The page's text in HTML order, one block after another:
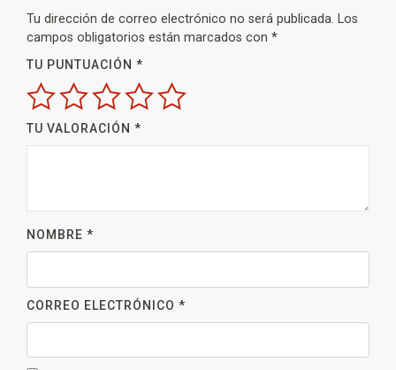
Tu dirección de correo electrónico no será publicada. Los
campos obligatorios están marcados con *
TU PUNTUACIÓN *
TU VALORACIÓN *
NOMBRE *
CORREO ELECTRÓNICO *